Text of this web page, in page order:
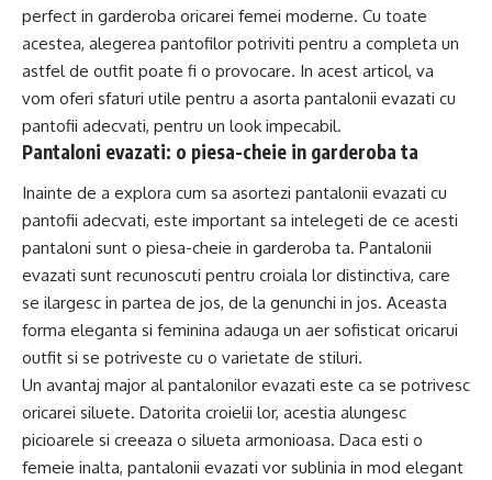
perfect in garderoba oricarei femei moderne. Cu toate
acestea, alegerea pantofilor potriviti pentru a completa un
astfel de outfit poate fi o provocare. In acest articol, va
vom oferi sfaturi utile pentru a asorta pantalonii evazati cu
pantofii adecvati, pentru un look impecabil.
Pantaloni evazati: o piesa-cheie in garderoba ta
Inainte de a explora cum sa asortezi pantalonii evazati cu
pantofii adecvati, este important sa intelegeti de ce acesti
pantaloni sunt o piesa-cheie in garderoba ta. Pantalonii
evazati sunt recunoscuti pentru croiala lor distinctiva, care
se ilargesc in partea de jos, de la genunchi in jos. Aceasta
forma eleganta si feminina adauga un aer sofisticat oricarui
outfit si se potriveste cu o varietate de stiluri.
Un avantaj major al pantalonilor evazati este ca se potrivesc
oricarei siluete. Datorita croielii lor, acestia alungesc
picioarele si creeaza o silueta armonioasa. Daca esti o
femeie inalta, pantalonii evazati vor sublinia in mod elegant